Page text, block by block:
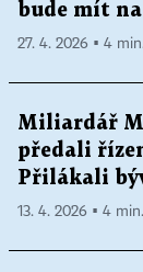
bude mít
27. 4. 2026 ▪ 4
Miliardář
předali
Přilákali
13. 4. 2026 ▪ 4